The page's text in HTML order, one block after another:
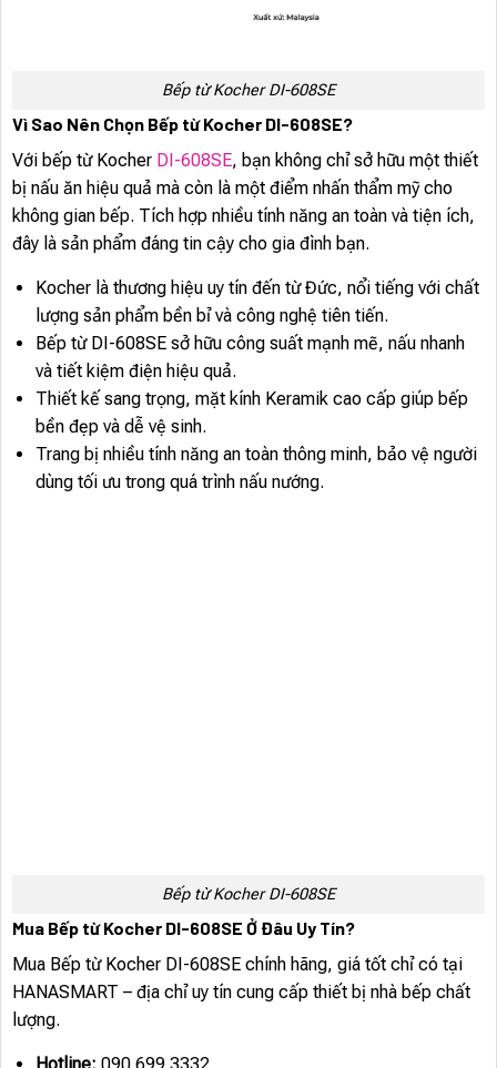
Bếp từ Kocher DI-608SE
Vì Sao Nên Chọn Bếp từ Kocher DI-608SE?
Với bếp từ Kocher DI-608SE, bạn không chỉ sở hữu một thiết
bị nấu ăn hiệu quả mà còn là một điểm nhấn thẩm mỹ cho
không gian bếp. Tích hợp nhiều tính năng an toàn và tiện ích,
đây là sản phẩm đáng tin cậy cho gia đình bạn.
Kocher là thương hiệu uy tín đến từ Đức, nổi tiếng với chất
lượng sản phẩm bền bỉ và công nghệ tiên tiến.
Bếp từ DI-608SE sở hữu công suất mạnh mẽ, nấu nhanh
và tiết kiệm điện hiệu quả.
Thiết kế sang trọng, mặt kính Keramik cao cấp giúp bếp
bền đẹp và dễ vệ sinh.
Trang bị nhiều tính năng an toàn thông minh, bảo vệ người
dùng tối ưu trong quá trình nấu nướng.
Bếp từ Kocher DI-608SE
Mua Bếp từ Kocher DI-608SE Ở Đâu Uy Tín?
Mua Bếp từ Kocher DI-608SE chính hãng, giá tốt chỉ có tại
HANASMART – địa chỉ uy tín cung cấp thiết bị nhà bếp chất
lượng.
Hotline: 090.699.3332